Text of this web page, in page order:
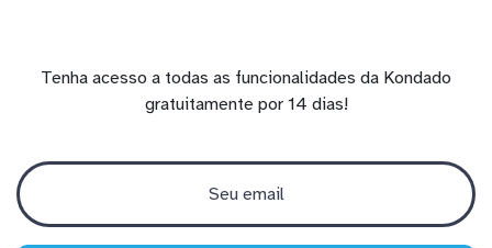
Tenha acesso a todas as funcionalidades da Kondado
gratuitamente por 14 dias!